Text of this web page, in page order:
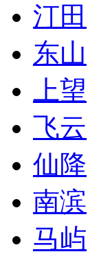
汀田
东山
上望
飞云
仙降
南滨
马屿